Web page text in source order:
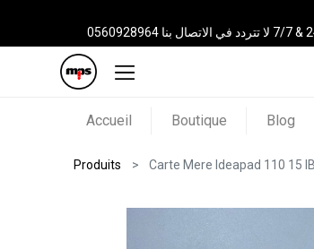
Accueil Boutique Blog
Produits Carte Mere Ideapad 110 15